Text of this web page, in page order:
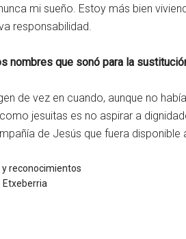
mi sueño. Estoy más bien
responsabilidad.
nombres que sonó para la
de vez en cuando, aunque no
jesuitas es no aspirar a
de Jesús que fuera disponible
reconocimientos